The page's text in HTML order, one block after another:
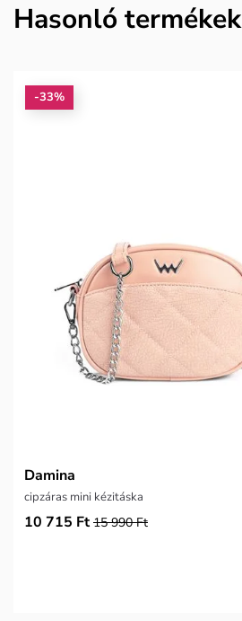
Hasonló termékek
-33%
Damina
cipzáras mini kézitáska
10 715 Ft 15 990 Ft